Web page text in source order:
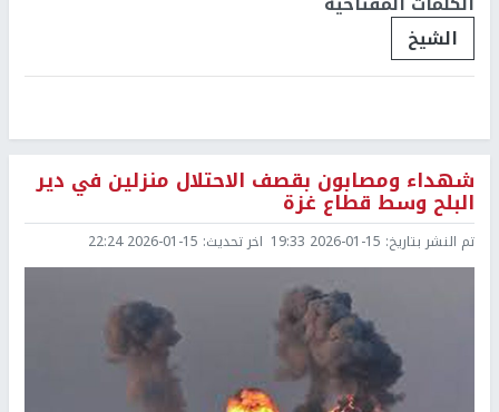
الشيخ
شهداء ومصابون بقصف الاحتلال منزلين في دير
البلح وسط قطاع غزة
تم النشر بتاريخ: 2026-01-15 19:33 اخر تحديث: 2026-01-15 22:24